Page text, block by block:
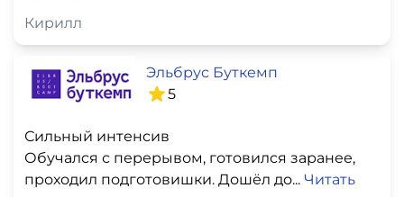
Кирилл
Эльбрус Буткемп
5
Сильный интенсив
Обучался с перерывом, готовился заранее,
проходил подготовишки. Дошёл до... Читать